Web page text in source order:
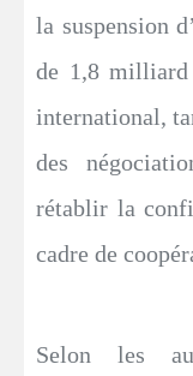
la suspension
de 1,8 milliard
international,
des
rétablir la
cadre de
Selon les